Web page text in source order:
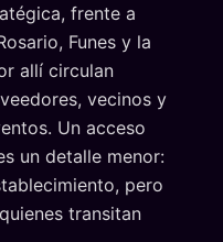
frente a
Funes y la
allí circulan
vecinos y
Un acceso
un detalle menor:
pero
transitan